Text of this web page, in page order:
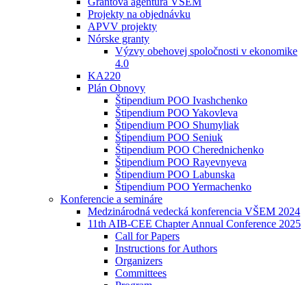
Projekty na objednávku
APVV projekty
Nórske granty
Výzvy obehovej spoločnosti v ekonomike
4.0
KA220
Plán Obnovy
Štipendium POO Ivashchenko
Štipendium POO Yakovleva
Štipendium POO Shumyliak
Štipendium POO Seniuk
Štipendium POO Cherednichenko
Štipendium POO Rayevnyeva
Štipendium POO Labunska
Štipendium POO Yermachenko
Konferencie a semináre
Medzinárodná vedecká konferencia VŠEM 2024
11th AIB-CEE Chapter Annual Conference 2025
Call for Papers
Instructions for Authors
Organizers
Committees